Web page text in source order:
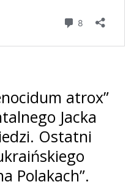
atrox”
Jacka
Ostatni
Polakach”.